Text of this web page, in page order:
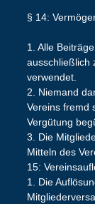
§ 14:
1. Alle
ausschließlich
verwendet.
2. Niemand
Vereins fremd
Vergütung
3. Die
Mitteln des
15:
1. Die